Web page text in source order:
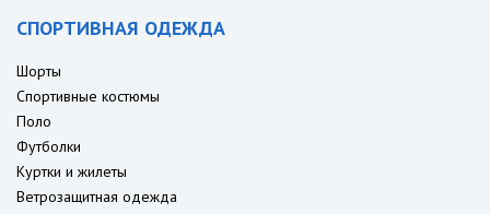
СПОРТИВНАЯ ОДЕЖДА
Шорты
Спортивные костюмы
Поло
Футболки
Куртки и жилеты
Ветрозащитная одежда